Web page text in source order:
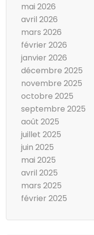
mai 2026
avril 2026
mars 2026
février 2026
janvier 2026
décembre 2025
novembre 2025
octobre 2025
septembre 2025
août 2025
juillet 2025
juin 2025
mai 2025
avril 2025
mars 2025
février 2025